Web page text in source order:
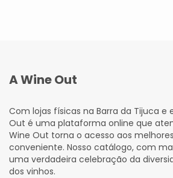
A Wine Out
Com lojas físicas na Barra da Tijuca e
Out é uma plataforma online que
Wine Out torna o acesso aos
conveniente. Nosso catálogo, com
uma verdadeira celebração da
dos vinhos.